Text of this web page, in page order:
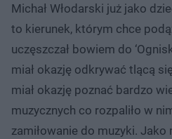
Michał Włodarski już jako
to kierunek, którym chce
uczęszczał bowiem do
miał okazję odkrywać tlącą
miał okazję poznać bardzo
muzycznych co rozpaliło w
zamiłowanie do muzyki.